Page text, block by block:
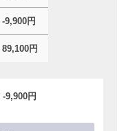
-9,900円
89,100円
-9,900円